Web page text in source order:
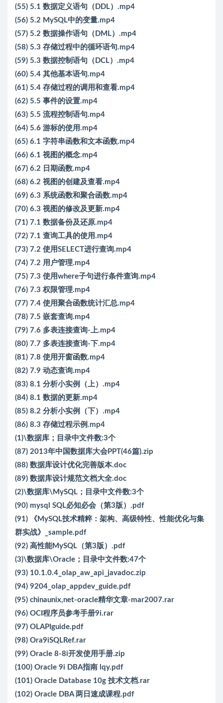
(55) 5.1 数据定义语句（DDL）.mp4
(56) 5.2 MySQL中的变量.mp4
(57) 5.2 数据操作语句（DML）.mp4
(58) 5.3 存储过程中的循环语句.mp4
(59) 5.3 数据控制语句（DCL）.mp4
(60) 5.4 其他基本语句.mp4
(61) 5.4 存储过程的调用和查看.mp4
(62) 5.5 事件的设置.mp4
(63) 5.5 流程控制语句.mp4
(64) 5.6 游标的使用.mp4
(65) 6.1 字符串函数和文本函数.mp4
(66) 6.1 视图的概念.mp4
(67) 6.2 日期函数.mp4
(68) 6.2 视图的创建及查看.mp4
(69) 6.3 系统函数和聚合函数.mp4
(70) 6.3 视图的修改及更新.mp4
(71) 7.1 数据备份及还原.mp4
(72) 7.1 查询工具的使用.mp4
(73) 7.2 使用SELECT进行查询.mp4
(74) 7.2 用户管理.mp4
(75) 7.3 使用where子句进行条件查询.mp4
(76) 7.3 权限管理.mp4
(77) 7.4 使用聚合函数统计汇总.mp4
(78) 7.5 嵌套查询.mp4
(79) 7.6 多表连接查询-上.mp4
(80) 7.7 多表连接查询-下.mp4
(81) 7.8 使用开窗函数.mp4
(82) 7.9 动态查询.mp4
(83) 8.1 分析小实例（上）.mp4
(84) 8.1 数据的更新.mp4
(85) 8.2 分析小实例（下）.mp4
(86) 8.3 存储过程示例.mp4
(1)\数据库；目录中文件数:3个
(87) 2013年中国数据库大会PPT(46篇).zip
(88) 数据库设计优化完善版本.doc
(89) 数据库设计规范文档大全.doc
(2)\数据库\MySQL；目录中文件数:3个
(90) mysql SQL必知必会（第3版）.pdf
(91) 《MySQL技术精粹：架构、高级特性、性能优化与集
群实战》_sample.pdf
(92) 高性能MySQL（第3版）.pdf
(3)\数据库\Oracle；目录中文件数:47个
(93) 10.1.0.4_olap_aw_api_javadoc.zip
(94) 9204_olap_appdev_guide.pdf
(95) chinaunix,net-oracle精华文章-mar2007.rar
(96) OCI程序员参考手册9i.rar
(97) OLAPIguide.pdf
(98) Ora9iSQLRef.rar
(99) Oracle 8-8i开发使用手册.zip
(100) Oracle 9i DBA指南 lqy.pdf
(101) Oracle Database 10g 技术文档.rar
(102) Oracle DBA 两日速成课程.pdf